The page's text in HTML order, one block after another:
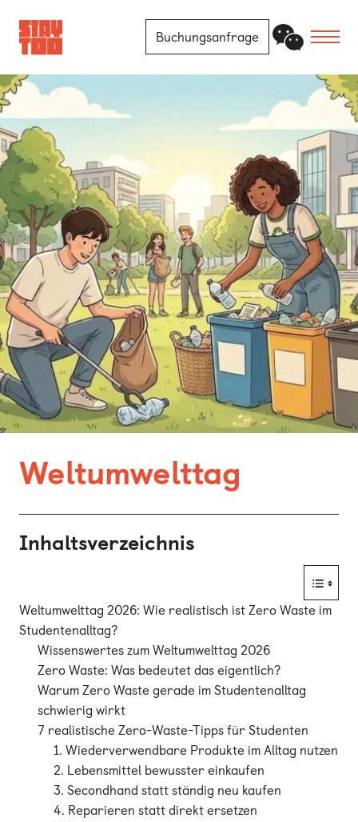
Buchungsanfrage
Apartments
Community
Journal
FAQ
Kontakt
Standorte
Berlin
Bonn
Kaiserslautern
München
Weltumwelttag
Inhaltsverzeichnis
Weltumwelttag 2026: Wie realistisch ist Zero Waste im
Studentenalltag?
Wissenswertes zum Weltumwelttag 2026
Zero Waste: Was bedeutet das eigentlich?
Warum Zero Waste gerade im Studentenalltag
schwierig wirkt
7 realistische Zero-Waste-Tipps für Studenten
1. Wiederverwendbare Produkte im Alltag nutzen
2. Lebensmittel bewusster einkaufen
3. Secondhand statt ständig neu kaufen
4. Reparieren statt direkt ersetzen